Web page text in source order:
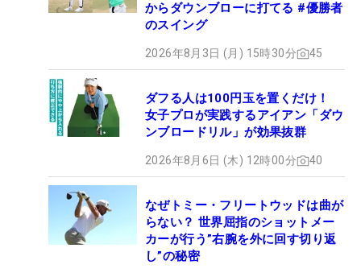
からダウンブローに打てる #優勝者
のスイング
2026年8月3日 (月) 15時30分 45
ダフる人は100円玉を置くだけ！
女子プロが実践するアイアン「ダウ
ンブロードリル」が効果抜群
2026年8月6日 (木) 12時00分 40
なぜトミー・フリートウッドは曲が
らない？ 世界屈指のショットメー
カーが行う”右腕を外に回す切り返
し”の秘密